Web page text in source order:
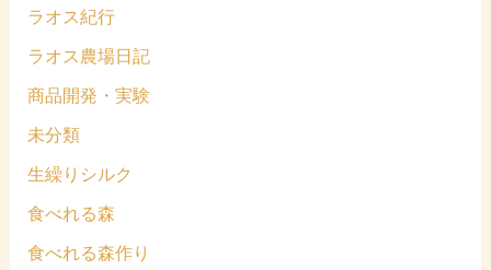
ラオス紀行
ラオス農場日記
商品開発・実験
未分類
生繰りシルク
食べれる森
食べれる森作り